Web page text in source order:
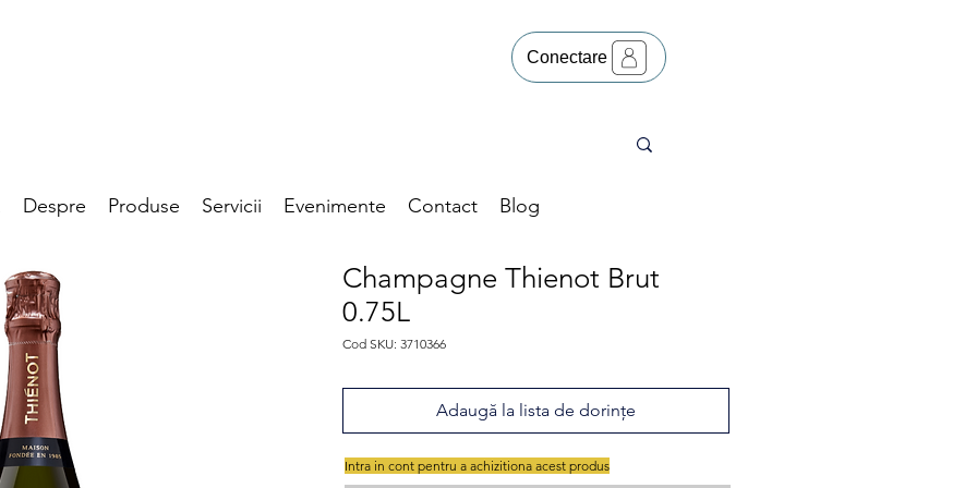
Conectare
Despre Produse Servicii Evenimente Contact Blog
Champagne Thienot Brut
0.75L
Cod SKU: 3710366
Adaugă la lista de dorințe
Intra in cont pentru a achizitiona acest produs